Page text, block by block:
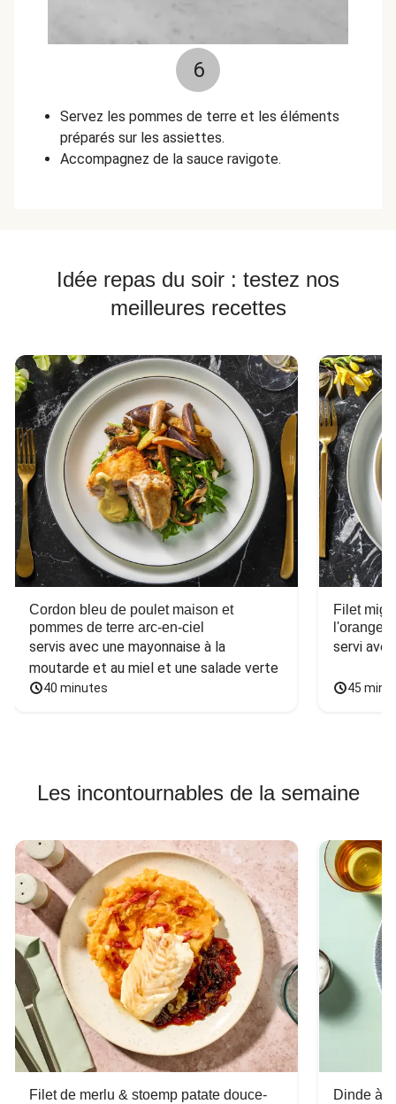
6
Servez les pommes de terre et les éléments
préparés sur les assiettes.
Accompagnez de la sauce ravigote.
Idée repas du soir : testez nos
meilleures recettes
Cordon bleu de poulet maison et
pommes de terre arc-en-ciel
servis avec une mayonnaise à la
moutarde et au miel et une salade verte
40 minutes
Filet
l'orange
servi
45
Les incontournables de la semaine
Filet de merlu & stoemp patate douce-
Dinde à